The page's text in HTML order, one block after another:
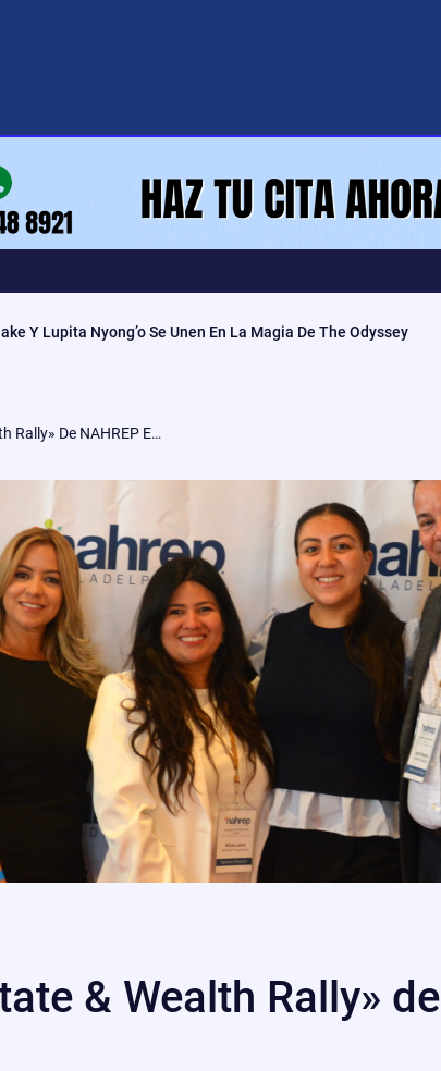
Y Lupita Nyong’o Se Unen En La Magia De The Odyssey
Gran Éxito En El «Real Estate & Wealth Rally» De NAHREP En Esperanza
& Wealth Rally» de